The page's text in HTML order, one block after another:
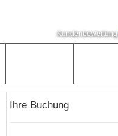
Kundenbewertung
Ihre Buchung